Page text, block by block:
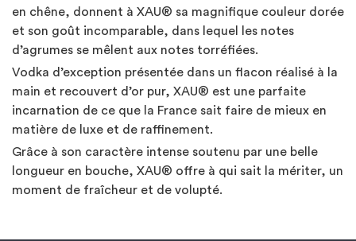
en chêne, donnent à XAU® sa magnifique couleur dorée
et son goût incomparable, dans lequel les notes
d’agrumes se mêlent aux notes torréfiées.
Vodka d’exception présentée dans un flacon réalisé à la
main et recouvert d’or pur, XAU® est une parfaite
incarnation de ce que la France sait faire de mieux en
matière de luxe et de raffinement.
Grâce à son caractère intense soutenu par une belle
longueur en bouche, XAU® offre à qui sait la mériter, un
moment de fraîcheur et de volupté.